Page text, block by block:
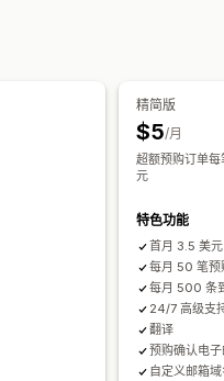
精简版
$5/月
超额预购订单
元
特色功能
首月 3.5 美元
每月 50 笔预
每月 500 条
24/7 高级支
翻译
预购确认电
自定义邮箱